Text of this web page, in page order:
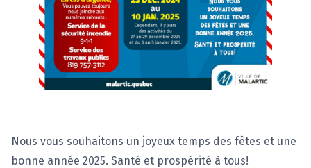
Nous vous souhaitons un joyeux temps des fêtes et une
bonne année 2025. Santé et prospérité à tous!